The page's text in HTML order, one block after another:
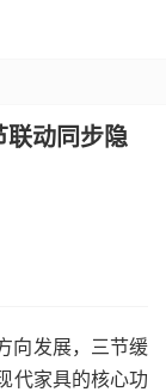
动同步隐
向发展，三节缓
代家具的核心功